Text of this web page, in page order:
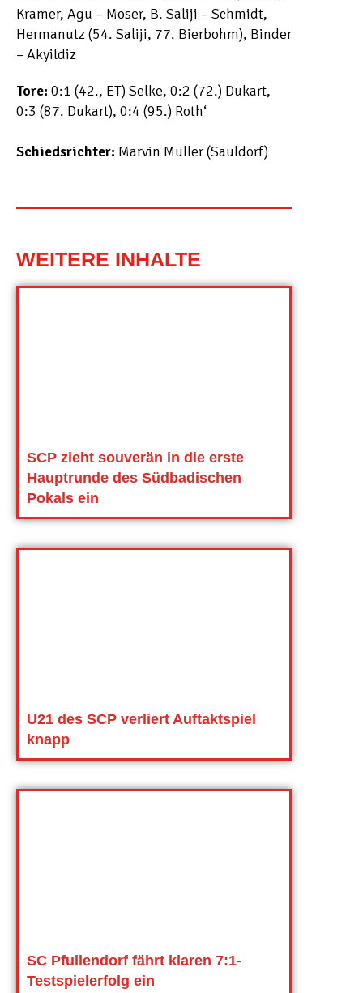
Kramer, Agu – Moser, B. Saliji – Schmidt,
Hermanutz (54. Saliji, 77. Bierbohm), Binder
– Akyildiz
Tore: 0:1 (42., ET) Selke, 0:2 (72.) Dukart,
0:3 (87. Dukart), 0:4 (95.) Roth‘
Schiedsrichter: Marvin Müller (Sauldorf)
WEITERE INHALTE
SCP zieht souverän in die erste
Hauptrunde des Südbadischen
Pokals ein
U21 des SCP verliert Auftaktspiel
knapp
SC Pfullendorf fährt klaren 7:1-
Testspielerfolg ein